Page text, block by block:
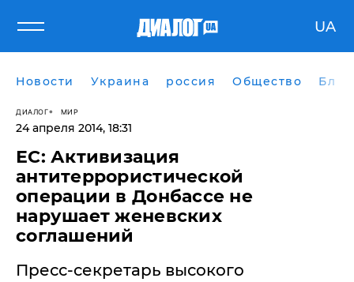
UA
Новости Украина россия Общество
ДИАЛОГ МИР
24 апреля 2014, 18:31
ЕС: Активизация
антитеррористической
операции в Донбассе не
нарушает женевских
соглашений
Пресс-секретарь высокого